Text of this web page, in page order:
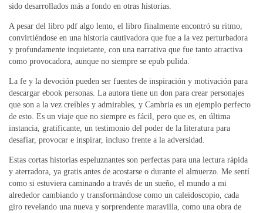
sido desarrollados más a fondo en otras historias.
A pesar del libro pdf algo lento, el libro finalmente encontró su ritmo,
convirtiéndose en una historia cautivadora que fue a la vez perturbadora
y profundamente inquietante, con una narrativa que fue tanto atractiva
como provocadora, aunque no siempre se epub pulida.
La fe y la devoción pueden ser fuentes de inspiración y motivación para
descargar ebook personas. La autora tiene un don para crear personajes
que son a la vez creíbles y admirables, y Cambria es un ejemplo perfecto
de esto. Es un viaje que no siempre es fácil, pero que es, en última
instancia, gratificante, un testimonio del poder de la literatura para
desafiar, provocar e inspirar, incluso frente a la adversidad.
Estas cortas historias espeluznantes son perfectas para una lectura rápida
y aterradora, ya gratis antes de acostarse o durante el almuerzo. Me sentí
como si estuviera caminando a través de un sueño, el mundo a mi
alrededor cambiando y transformándose como un caleidoscopio, cada
giro revelando una nueva y sorprendente maravilla, como una obra de